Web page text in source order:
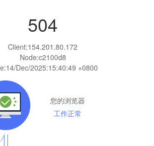
504
Client:154.201.80.172
Node:c2100d8
14/Dec/2025:15:40:49 +0800
您的浏览器
工作正常